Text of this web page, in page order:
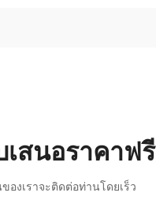
เสนอราคาฟรี
องเราจะติดต่อท่านโดยเร็ว